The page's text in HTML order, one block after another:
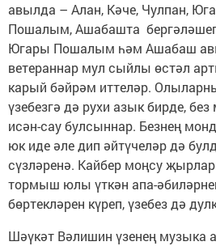
авылда – Алан, Кәче, Чулпан,
Пошалым, Ашабашта
Югары Пошалым һәм Ашабаш
ветераннар мул сыйлы өстәл
карый бәйрәм иттеләр.
үзебезгә дә рухи азык бирде,
исән-сау булсыннар. Безнең
юк иде әле дип әйтүчеләр дә
сүзләренә. Кайбер моңсу
тормыш юлы үткән апа-
бөртекләрен күреп, үзебез дә
Шәүкәт Вәлишин үзенең музыка